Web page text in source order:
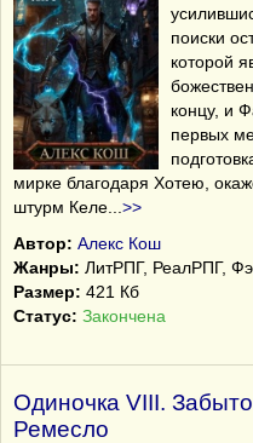
поиски
которой
концу, и
первых
мирке благодаря Хотею,
штурм Келе
>>
Автор: Алекс Кош
Жанры: ЛитРПГ, РеалРПГ,
Размер: 421 Кб
Статус: Закончена
Одиночка VIII.
Ремесло